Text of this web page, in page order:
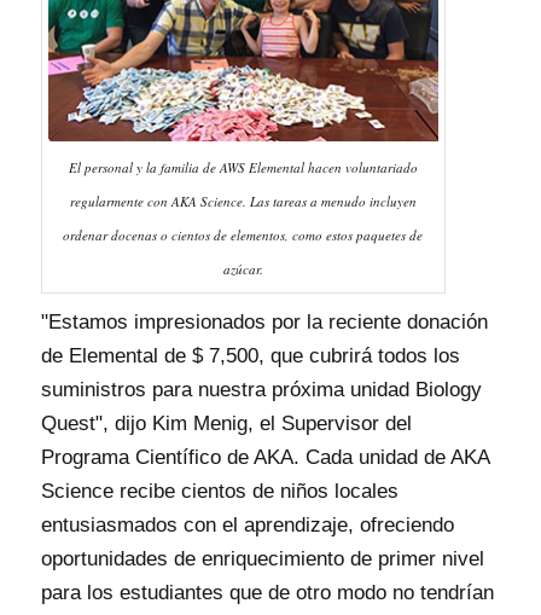
El personal y la familia de AWS Elemental hacen voluntariado
regularmente con AKA Science. Las tareas a menudo incluyen
ordenar docenas o cientos de elementos, como estos paquetes de
azúcar.
"Estamos impresionados por la reciente donación
de Elemental de $ 7,500, que cubrirá todos los
suministros para nuestra próxima unidad Biology
Quest", dijo Kim Menig, el Supervisor del
Programa Científico de AKA. Cada unidad de AKA
Science recibe cientos de niños locales
entusiasmados con el aprendizaje, ofreciendo
oportunidades de enriquecimiento de primer nivel
para los estudiantes que de otro modo no tendrían